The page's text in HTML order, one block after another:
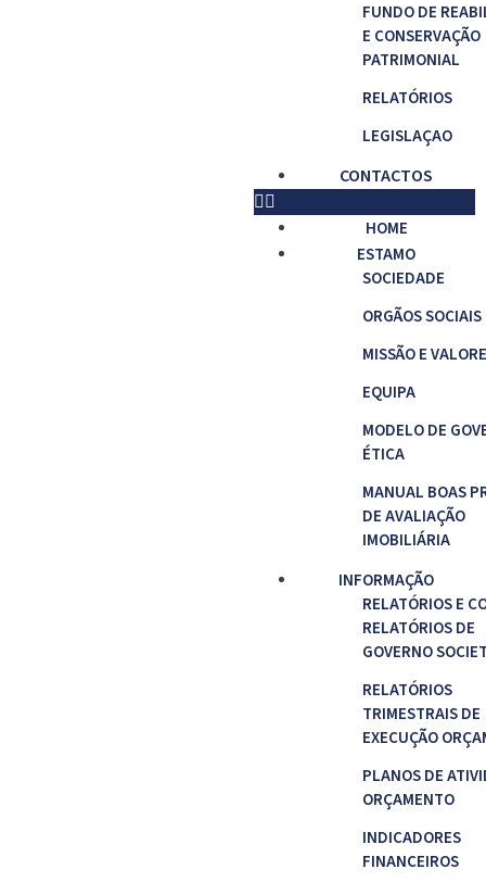
FUNDO DE
E CONSERVAÇÃO
PATRIMONIAL
RELATÓRIOS
LEGISLAÇAO
CONTACTOS
HOME
ESTAMO
SOCIEDADE
ORGÃOS SOCIAIS
MISSÃO E
EQUIPA
MODELO DE
ÉTICA
MANUAL BOAS
DE AVALIAÇÃO
IMOBILIÁRIA
INFORMAÇÃO
RELATÓRIOS E
RELATÓRIOS DE
GOVERNO
RELATÓRIOS
TRIMESTRAIS DE
EXECUÇÃO
PLANOS DE
ORÇAMENTO
INDICADORES
FINANCEIROS